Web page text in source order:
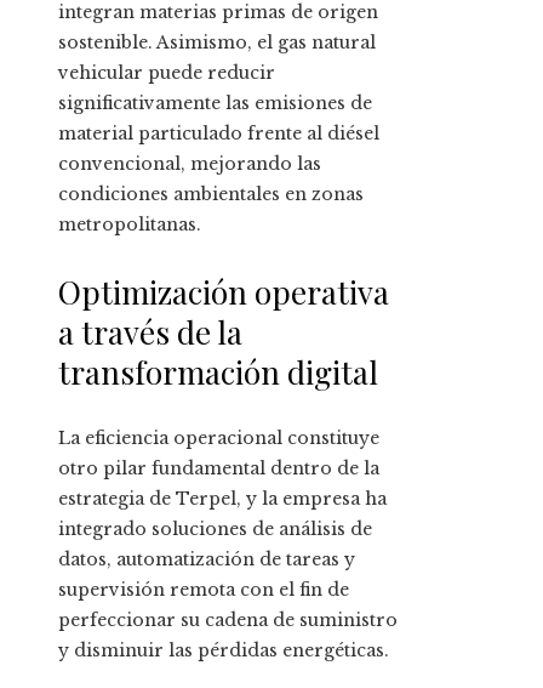
integran materias primas de origen
sostenible. Asimismo, el gas natural
vehicular puede reducir
significativamente las emisiones de
material particulado frente al diésel
convencional, mejorando las
condiciones ambientales en zonas
metropolitanas.
Optimización operativa
a través de la
transformación digital
La eficiencia operacional constituye
otro pilar fundamental dentro de la
estrategia de Terpel, y la empresa ha
integrado soluciones de análisis de
datos, automatización de tareas y
supervisión remota con el fin de
perfeccionar su cadena de suministro
y disminuir las pérdidas energéticas.